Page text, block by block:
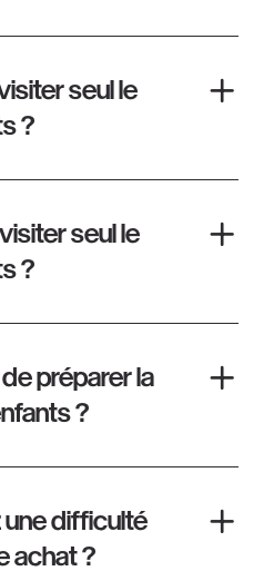
seul le
?
seul le
?
préparer la
?
difficulté
achat ?